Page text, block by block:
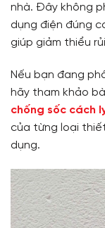
nhà. Đây không
dụng điện đúng
giúp giảm thiểu
Nếu bạn đang
hãy tham khảo
chống sốc cách ly
của từng loại
dụng.